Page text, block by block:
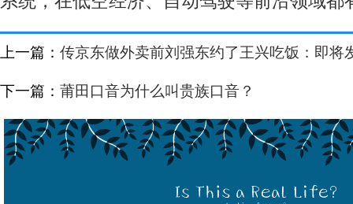
上一篇： 传京东做外卖前刘强东约了王兴吃饭：即将
下一篇： 莆田口音为什么叫贵族口音？